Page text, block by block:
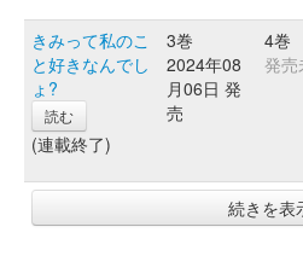
きみって私のこ
と好きなんでし
ょ?
読む
(連載終了)
3巻
2024年08
月06日 発
売
4巻
発売
続きを表